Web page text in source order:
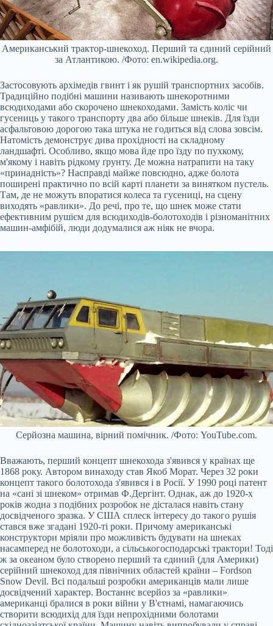
Американський трактор-шнекоход. Перший та єдиний серійний
за Атлантикою. /Фото: en.wikipedia.org.
Застосовують архімедів гвинт і як рушій транспортних засобів.
Традиційно подібні машини називають шнекоротними
всюдиходами або скорочено шнекоходами. Замість коліс чи
гусениць у такого транспорту два або більше шнеків. Для їзди
асфальтовою дорогою така штука не годиться від слова зовсім.
Натомість демонструє дива прохідності на складному
ландшафті. Особливо, якщо мова йде про їзду по пухкому,
м'якому і навіть рідкому ґрунту. Де можна натрапити на таку
«принадність»? Насправді майже повсюдно, адже болота
поширені практично по всій карті планети за винятком пустель.
Там, де не можуть впоратися колеса та гусениці, на сцену
виходять «равлики». До речі, про те, що шнек може стати
ефективним рушієм для всюдиходів-болотоходів і різноманітних
машин-амфібій, люди додумалися аж ніяк не вчора.
Серйозна машина, вірний помічник. /Фото: YouTube.com.
Вважають, перший концепт шнекохода з'явився у країнах ще
1868 року. Автором винаходу став Якоб Морат. Через 32 роки
концепт такого болотохода з'явився і в Росії. У 1990 році патент
на «сані зі шнеком» отримав Ф.Дергінт. Однак, аж до 1920-х
років жодна з подібних розробок не дісталася навіть стану
досвідченого зразка. У США сплеск інтересу до такого рушія
стався вже згадані 1920-ті роки. Причому американські
конструктори мріяли про можливість будувати на шнеках
насамперед не болотоходи, а сільськогосподарські трактори! Тоді
ж за океаном було створено перший та єдиний (для Америки)
серійний шнекоход для північних областей країни – Fordson
Snow Devil. Всі подальші розробки американців мали лише
досвідчений характер. Востаннє всерйоз за «равлики»
американці бралися в роки війни у В'єтнамі, намагаючись
створити всюдихід для їзди непрохідними болотами